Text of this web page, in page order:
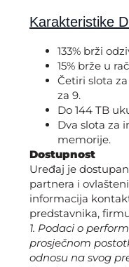
Karakteristike
133% brži
15% brže u
Četiri slota
za 9.
Do 144 TB
Dva slota za
memorije.
Dostupnost
Uređaj je
partnera i
informacija
predstavnika,
1. Podaci o
prosječnom
odnosu na svog